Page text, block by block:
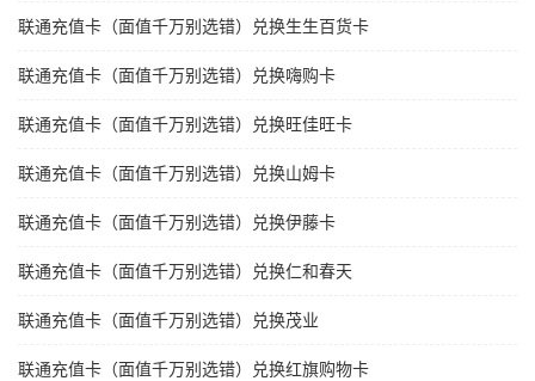
联通充值卡（面值千万别选错）兑换生生百货卡
联通充值卡（面值千万别选错）兑换嗨购卡
联通充值卡（面值千万别选错）兑换旺佳旺卡
联通充值卡（面值千万别选错）兑换山姆卡
联通充值卡（面值千万别选错）兑换伊藤卡
联通充值卡（面值千万别选错）兑换仁和春天
联通充值卡（面值千万别选错）兑换茂业
联通充值卡（面值千万别选错）兑换红旗购物卡